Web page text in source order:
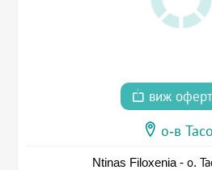
виж
о-в
Ntinas Filoxenia - о.